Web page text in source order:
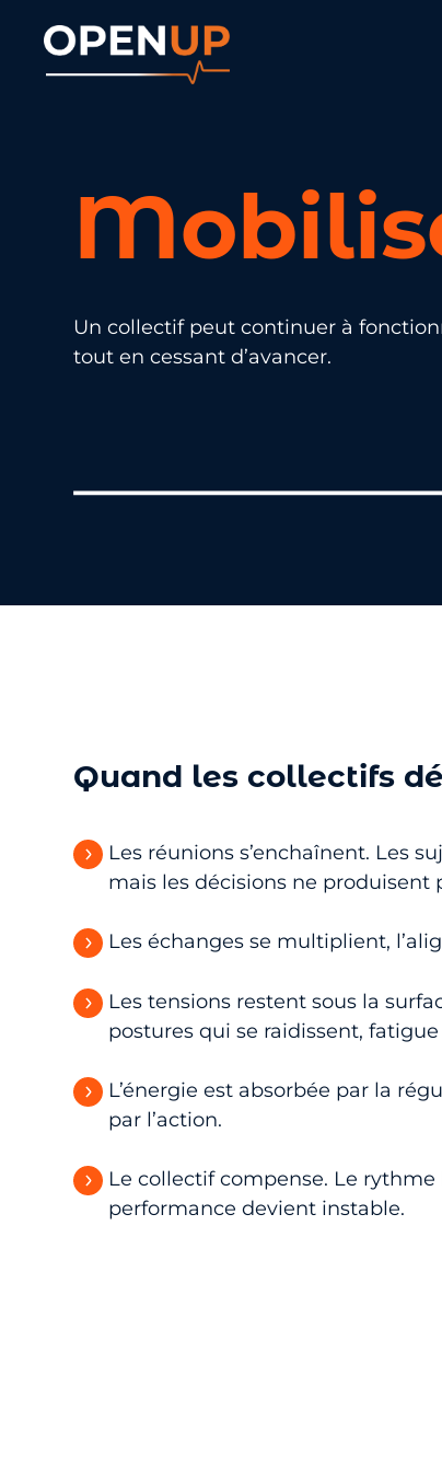
Un collectif peut continuer à
tout en cessant d’avancer.
Quand les collectifs
Les réunions s’enchaînent. Les
mais les décisions ne produisent
Les échanges se multiplient,
Les tensions restent sous la
postures qui se raidissent,
L’énergie est absorbée par la
par l’action.
Le collectif compense. Le rythme
performance devient instable.